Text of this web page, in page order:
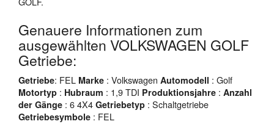
Genauere Informationen zum
ausgewählten VOLKSWAGEN GOLF
Getriebe:
Getriebe: FEL Marke : Volkswagen Automodell : Golf
Motortyp : Hubraum : 1,9 TDI Produktionsjahre : Anzahl
der Gänge : 6 4X4 Getriebetyp : Schaltgetriebe
Getriebesymbole : FEL